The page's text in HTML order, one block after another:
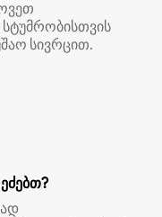
სივრცით.